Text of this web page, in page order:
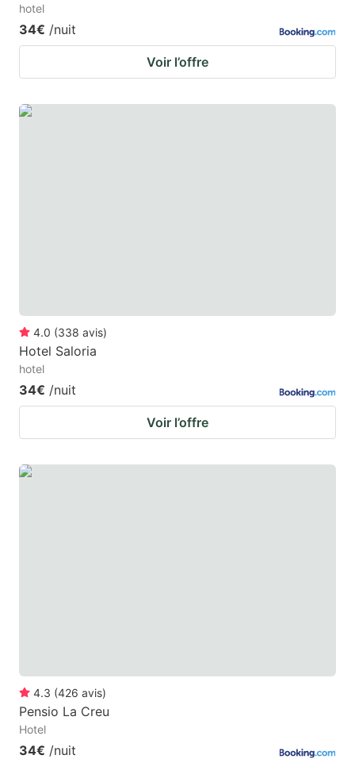
hotel
34€ /nuit
Voir l’offre
4.0 (338 avis)
Hotel Saloria
hotel
34€ /nuit
Voir l’offre
4.3 (426 avis)
Pensio La Creu
Hotel
34€ /nuit